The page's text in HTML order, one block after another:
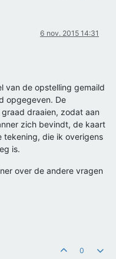
6 nov. 2015 14:31
van de opstelling gemaild
opgegeven. De
draaien, zodat aan
zich bevindt, de kaart
die ik overigens
is.
over de andere vragen
0